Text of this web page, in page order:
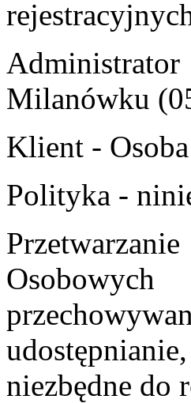
Administrator
Milanówku
Klient -
Polityka -
niezbędne do